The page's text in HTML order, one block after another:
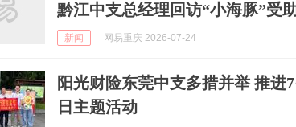
黔江中支总经理回访“小海豚”受
新闻 网易重庆 2026-07-24
阳光财险东莞中支多措并举 推进
日主题活动